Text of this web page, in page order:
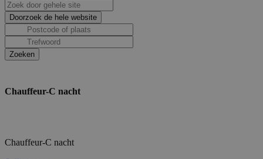
Chauffeur-C nacht
Chauffeur-C nacht